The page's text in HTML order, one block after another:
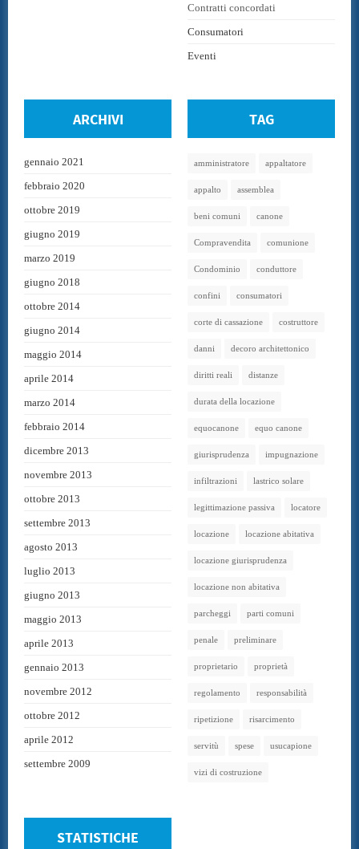
Contratti concordati
Consumatori
Eventi
ARCHIVI
gennaio 2021
febbraio 2020
ottobre 2019
giugno 2019
marzo 2019
giugno 2018
ottobre 2014
giugno 2014
maggio 2014
aprile 2014
marzo 2014
febbraio 2014
dicembre 2013
novembre 2013
ottobre 2013
settembre 2013
agosto 2013
luglio 2013
giugno 2013
maggio 2013
aprile 2013
gennaio 2013
novembre 2012
ottobre 2012
aprile 2012
settembre 2009
TAG
amministratore appaltatore
appalto assemblea
beni comuni canone
Compravendita comunione
Condominio conduttore
confini consumatori
corte di cassazione costruttore
danni decoro architettonico
diritti reali distanze
durata della locazione
equocanone equo canone
giurisprudenza impugnazione
infiltrazioni lastrico solare
legittimazione passiva locatore
locazione locazione abitativa
locazione giurisprudenza
locazione non abitativa
parcheggi parti comuni
penale preliminare
proprietario proprietà
regolamento responsabilità
ripetizione risarcimento
servitù spese usucapione
vizi di costruzione
STATISTICHE